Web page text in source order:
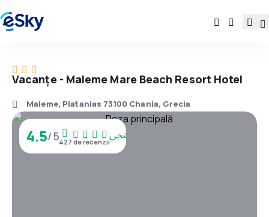
Vacanţe - Maleme Mare Beach Resort Hotel
Maleme, Platanias 73100 Chania, Grecia
4.5/ 5427 de recenzii